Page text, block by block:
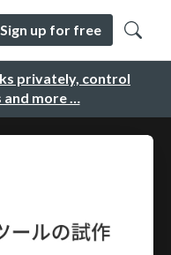
privately, control
and more …
Sign up for free